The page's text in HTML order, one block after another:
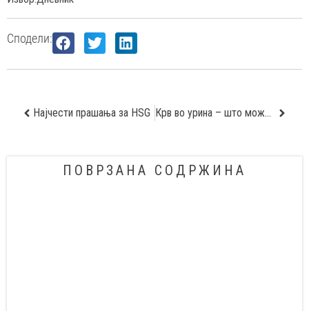
Сподели:
Најчести прашања за HSG Крв во урина – што може да ја предизвика?
ПОВРЗАНА СОДРЖИНА